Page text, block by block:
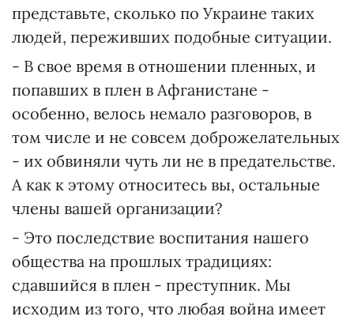
представьте, сколько по Украине таких
людей, переживших подобные ситуации.
- В свое время в отношении пленных, и
попавших в плен в Афганистане -
особенно, велось немало разговоров, в
том числе и не совсем доброжелательных
- их обвиняли чуть ли не в предательстве.
А как к этому относитесь вы, остальные
члены вашей организации?
- Это последствие воспитания нашего
общества на прошлых традициях:
сдавшийся в плен - преступник. Мы
исходим из того, что любая война имеет